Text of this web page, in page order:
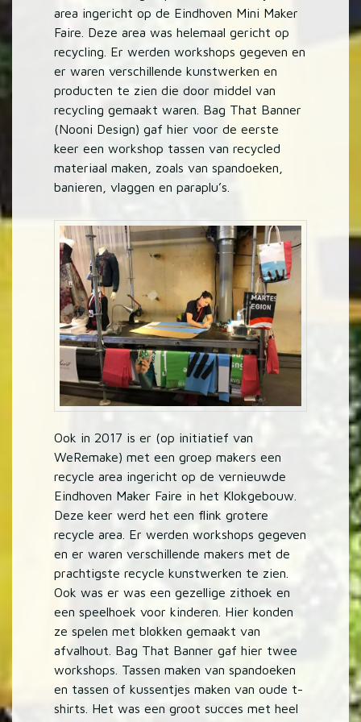
area ingericht op de Eindhoven Mini Maker
Faire. Deze area was helemaal gericht op
recycling. Er werden workshops gegeven en
er waren verschillende kunstwerken en
producten te zien die door middel van
recycling gemaakt waren. Bag That Banner
(Nooni Design) gaf hier voor de eerste
keer een workshop tassen van recycled
materiaal maken, zoals van spandoeken,
banieren, vlaggen en paraplu’s.
Ook in 2017 is er (op initiatief van
WeRemake) met een groep makers een
recycle area ingericht op de vernieuwde
Eindhoven Maker Faire in het Klokgebouw.
Deze keer werd het een flink grotere
recycle area. Er werden workshops gegeven
en er waren verschillende makers met de
prachtigste recycle kunstwerken te zien.
Ook was er was een gezellige zithoek en
een speelhoek voor kinderen. Hier konden
ze spelen met blokken gemaakt van
afvalhout. Bag That Banner gaf hier twee
workshops. Tassen maken van spandoeken
en tassen of kussentjes maken van oude t-
shirts. Het was een groot succes met heel